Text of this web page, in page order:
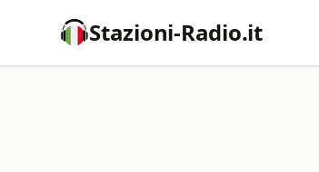
Stazioni-Radio.it